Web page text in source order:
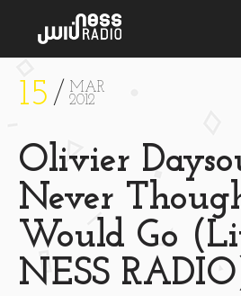
UNDERWATERFALL
Bearcubs
NESS LIVE !
15
MAR
2012
Olivier
Never
Would Go
NESS